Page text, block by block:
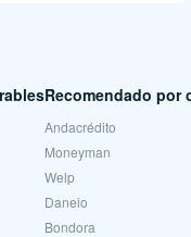
Recomendado por
Andacrédito
Moneyman
Welp
Daneio
Bondora